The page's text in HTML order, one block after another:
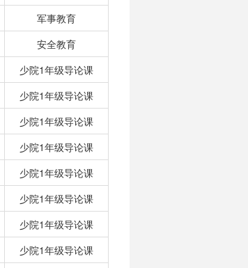
军事教育
安全教育
少院1年级导论课
少院1年级导论课
少院1年级导论课
少院1年级导论课
少院1年级导论课
少院1年级导论课
少院1年级导论课
少院1年级导论课